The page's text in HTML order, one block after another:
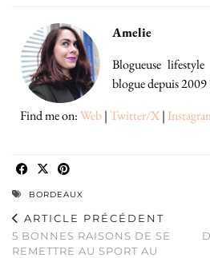
Amelie
Blogueuse
blogue depuis 2009
Find me on:Web|Twitter/X|
BORDEAUX
ARTICLE PRÉCÉDENT
5 BONNES RAISONS DE SE
REMETTRE AU SPORT AU